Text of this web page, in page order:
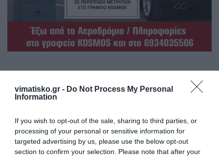
vimatisko.gr - Do Not Process My Personal
Information
If you wish to opt-out of the sale, sharing to third parties, or
processing of your personal or sensitive information for
targeted advertising by us, please use the below opt-out
section to confirm your selection. Please note that after your